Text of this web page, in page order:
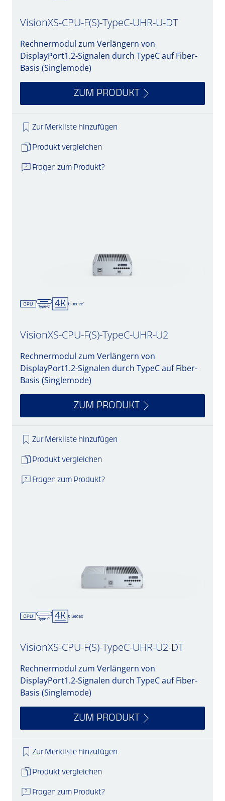
VisionXS-CPU-F(S)-TypeC-UHR-U-DT
Rechnermodul zum Verlängern von
DisplayPort1.2-Signalen durch TypeC auf Fiber-
Basis (Singlemode)
ZUM PRODUKT
Zur Merkliste hinzufügen
Produkt vergleichen
Fragen zum Produkt?
VisionXS-CPU-F(S)-TypeC-UHR-U2
Rechnermodul zum Verlängern von
DisplayPort1.2-Signalen durch TypeC auf Fiber-
Basis (Singlemode)
ZUM PRODUKT
Zur Merkliste hinzufügen
Produkt vergleichen
Fragen zum Produkt?
VisionXS-CPU-F(S)-TypeC-UHR-U2-DT
Rechnermodul zum Verlängern von
DisplayPort1.2-Signalen durch TypeC auf Fiber-
Basis (Singlemode)
ZUM PRODUKT
Zur Merkliste hinzufügen
Produkt vergleichen
Fragen zum Produkt?